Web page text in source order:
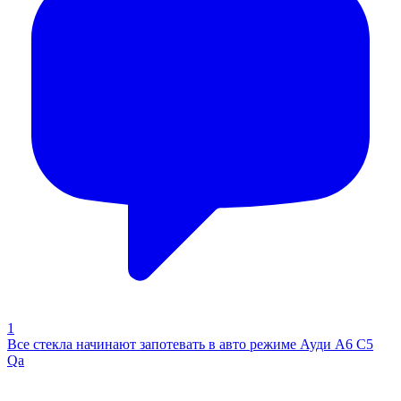
1
Все стекла начинают запотевать в авто режиме Ауди А6 С5
Qa